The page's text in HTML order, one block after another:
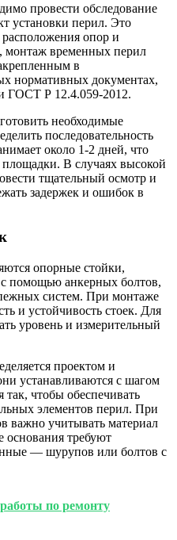
провести обследование
установки перил. Это
опор и
монтаж временных перил
в
нормативных документах,
ГОСТ Р 12.4.059-2012.
необходимые
последовательность
около 1-2 дней, что
В случаях высокой
тщательный осмотр и
задержек и ошибок в
опорные стойки,
помощью анкерных болтов,
систем. При монтаже
и устойчивость стоек. Для
уровень и измерительный
проектом и
устанавливаются с шагом
так, чтобы обеспечивать
элементов перил. При
важно учитывать материал
основания требуют
— шурупов или болтов с
по ремонту